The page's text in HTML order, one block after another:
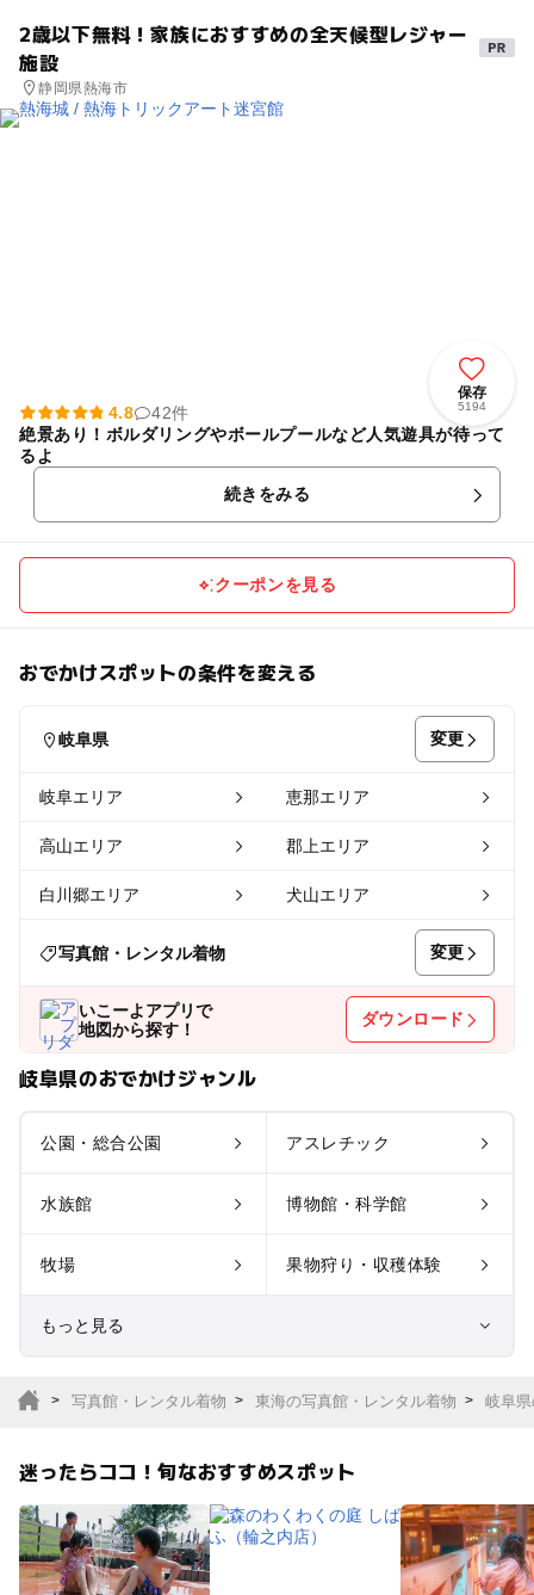
2歳以下無料！家族におすすめの全天候型レジャー
施設
静岡県熱海市
保存
5194
4.8
42件
絶景あり！ボルダリングやボールプールなど人気遊具が待って
るよ
続きをみる
クーポンを見る
おでかけスポットの条件を変える
岐阜県 変更
岐阜エリア 恵那エリア
高山エリア 郡上エリア
白川郷エリア 犬山エリア
写真館・レンタル着物 変更
いこーよアプリで
地図から探す！
ダウンロード
岐阜県のおでかけジャンル
公園・総合公園 アスレチック
水族館 博物館・科学館
牧場 果物狩り・収穫体験
もっと見る
サファリパーク
植物園・フラワーパー
ク
キャンプ場
写真館・レンタル着物 東海の写真館・レンタル着物 岐阜
迷ったらココ！旬なおすすめスポット